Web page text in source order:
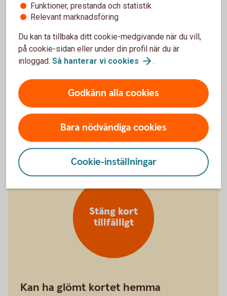
Spärra kort
omgående
Borttappat eller stulet kort?
Stäng kort
tillfälligt
Kan ha glömt kortet hemma
Funktioner, prestanda och statistik
Relevant marknadsföring
Du kan ta tillbaka ditt cookie-medgivande när du vill,
på cookie-sidan eller under din profil när du är
inloggad. Så hanterar vi cookies .
Godkänn alla cookies
Bara nödvändiga cookies
Cookie-inställningar